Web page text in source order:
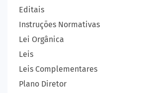
Editais
Instruções Normativas
Lei Orgânica
Leis
Leis Complementares
Plano Diretor